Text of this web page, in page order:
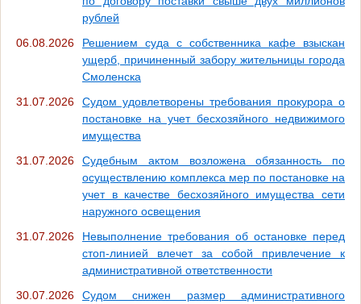
рублей
06.08.2026
Решением суда с собственника кафе взыскан
ущерб, причиненный забору жительницы города
Смоленска
31.07.2026
Судом удовлетворены требования прокурора о
постановке на учет бесхозяйного недвижимого
имущества
31.07.2026
Судебным актом возложена обязанность по
осуществлению комплекса мер по постановке на
учет в качестве бесхозяйного имущества сети
наружного освещения
31.07.2026
Невыполнение требования об остановке перед
стоп-линией влечет за собой привлечение к
административной ответственности
30.07.2026
Судом снижен размер административного